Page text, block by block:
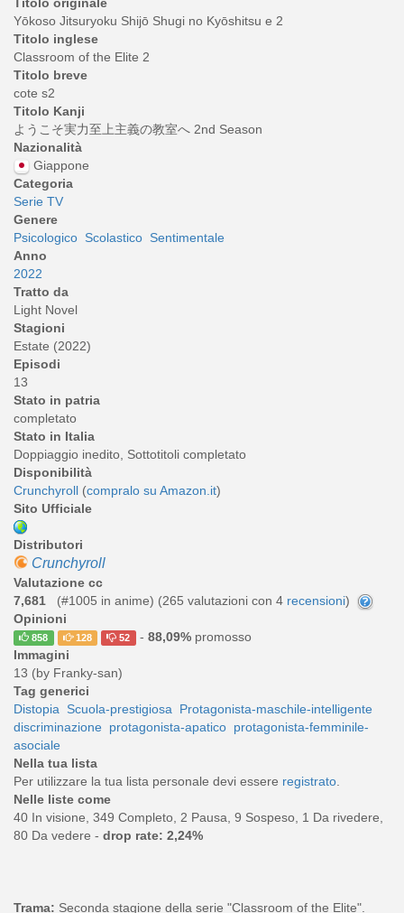
Yōkoso Jitsuryoku Shijō Shugi no Kyōshitsu e 2
Titolo inglese
Classroom of the Elite 2
Titolo breve
cote s2
Titolo Kanji
ようこそ実力至上主義の教室へ 2nd Season
Nazionalità
Giappone
Categoria
Serie TV
Genere
Psicologico Scolastico Sentimentale
Anno
2022
Tratto da
Light Novel
Stagioni
Estate (2022)
Episodi
13
Stato in patria
completato
Stato in Italia
Doppiaggio inedito, Sottotitoli completato
Disponibilità
Crunchyroll (compralo su Amazon.it)
Sito Ufficiale
Distributori
Crunchyroll
Valutazione cc
7,681
(#1005 in anime) (265 valutazioni con 4 recensioni)
Opinioni
858 128 52 - 88,09%promosso
Immagini
13 (by Franky-san)
Tag generici
Distopia Scuola-prestigiosa Protagonista-maschile-intelligente
discriminazione protagonista-apatico protagonista-femminile-
asociale
Nella tua lista
Per utilizzare la tua lista personale devi essere registrato.
Nelle liste come
40 In visione, 349 Completo, 2 Pausa, 9 Sospeso, 1 Da rivedere,
80 Da vedere - drop rate: 2,24%
Trama: Seconda stagione della serie "Classroom of the Elite".